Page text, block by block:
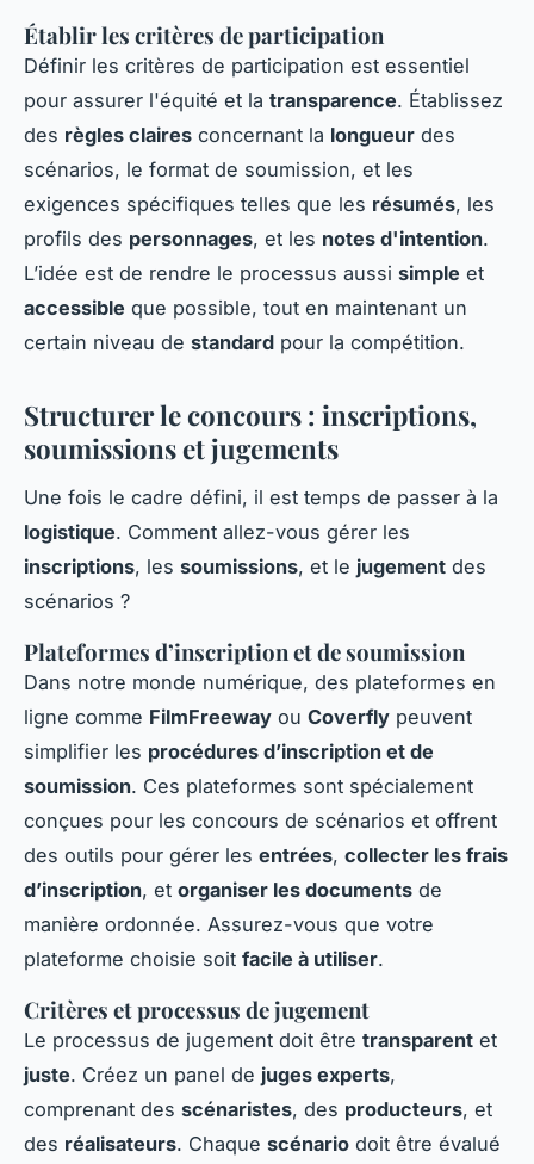
Établir les critères de participation
Définir les critères de participation est essentiel
pour assurer l'équité et la transparence. Établissez
des règles claires concernant la longueur des
scénarios, le format de soumission, et les
exigences spécifiques telles que les résumés, les
profils des personnages, et les notes d'intention.
L’idée est de rendre le processus aussi simple et
accessible que possible, tout en maintenant un
certain niveau de standard pour la compétition.
Structurer le concours : inscriptions,
soumissions et jugements
Une fois le cadre défini, il est temps de passer à la
logistique. Comment allez-vous gérer les
inscriptions, les soumissions, et le jugement des
scénarios ?
Plateformes d’inscription et de soumission
Dans notre monde numérique, des plateformes en
ligne comme FilmFreeway ou Coverfly peuvent
simplifier les procédures d’inscription et de
soumission. Ces plateformes sont spécialement
conçues pour les concours de scénarios et offrent
des outils pour gérer les entrées, collecter les frais
d’inscription, et organiser les documents de
manière ordonnée. Assurez-vous que votre
plateforme choisie soit facile à utiliser.
Critères et processus de jugement
Le processus de jugement doit être transparent et
juste. Créez un panel de juges experts,
comprenant des scénaristes, des producteurs, et
des réalisateurs. Chaque scénario doit être évalué